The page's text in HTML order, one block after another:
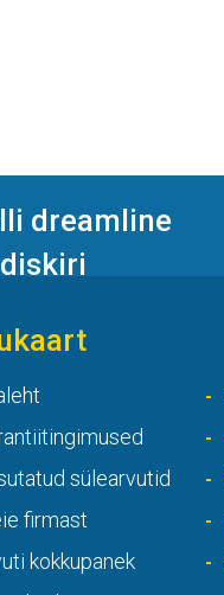
dreamline
sülearvutid
firmast
kokkupanek